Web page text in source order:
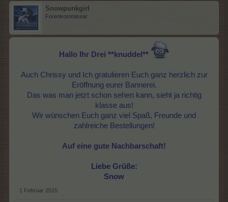
Snowpunkgirl
Forenkommissar
Hallo Ihr Drei **knuddel**
Auch Chrissy und Ich gratulieren Euch ganz herzlich zur
Eröffnung eurer Bannerei.
Das was man jetzt schon sehen kann, sieht ja richtig
klasse aus!
Wir wünschen Euch ganz viel Spaß, Freunde und
zahlreiche Bestellungen!
Auf eine gute Nachbarschaft!
Liebe Grüße:
Snow
1 Februar 2015